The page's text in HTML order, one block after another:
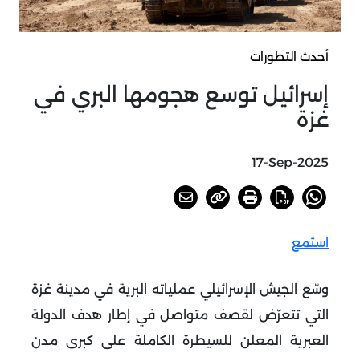
أحدث التطورات
إسرائيل توسع هجومها البري في
غزة
17-Sep-2025
استمع
وسّع الجيش الإسرائيلي عملياته البرية في مدينة غزة
التي تتعرّض لقصف متواصل في إطار هدف الدولة
العبرية المعلن للسيطرة الكاملة على كبرى مدن